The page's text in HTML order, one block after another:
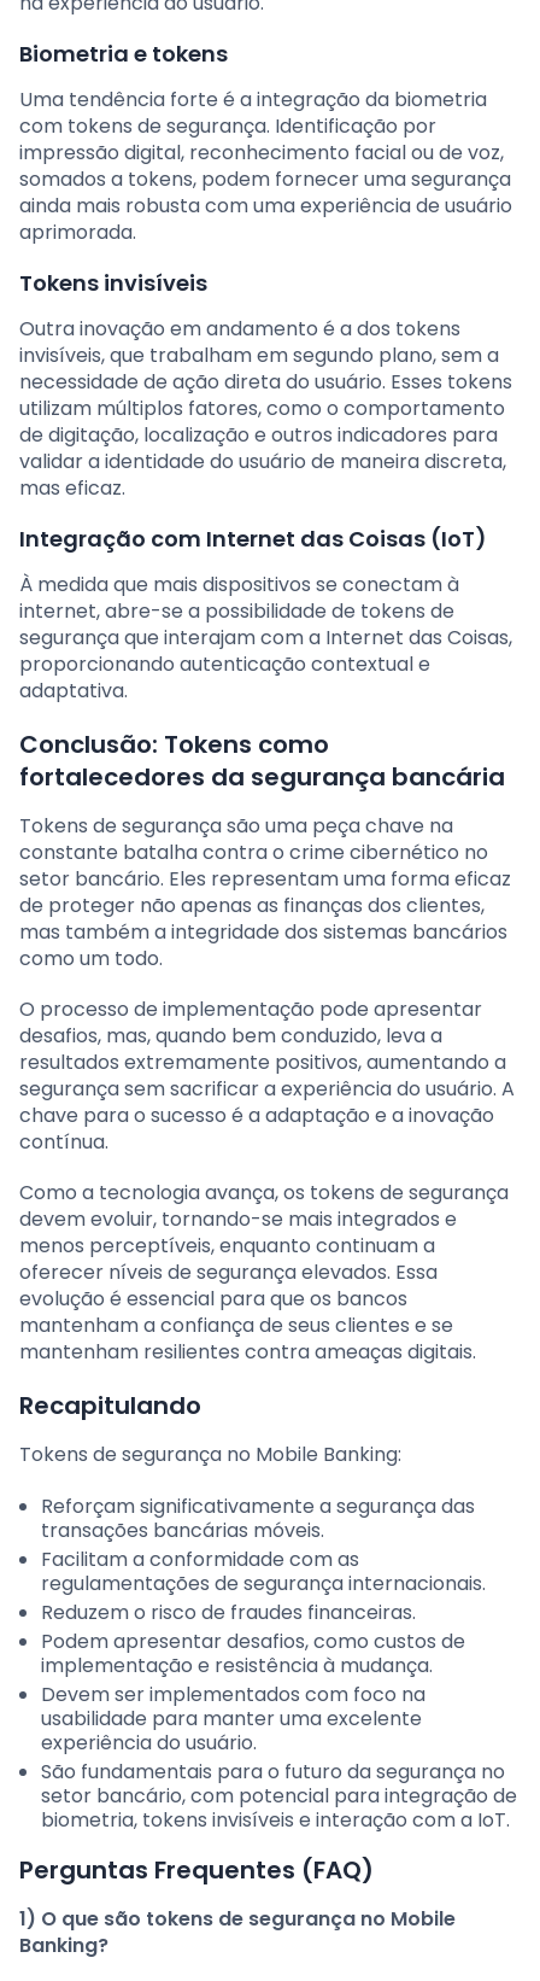
Biometria e tokens
Uma tendência forte é a integração da biometria
com tokens de segurança. Identificação por
impressão digital, reconhecimento facial ou de voz,
somados a tokens, podem fornecer uma segurança
ainda mais robusta com uma experiência de usuário
aprimorada.
Tokens invisíveis
Outra inovação em andamento é a dos tokens
invisíveis, que trabalham em segundo plano, sem a
necessidade de ação direta do usuário. Esses tokens
utilizam múltiplos fatores, como o comportamento
de digitação, localização e outros indicadores para
validar a identidade do usuário de maneira discreta,
mas eficaz.
Integração com Internet das Coisas (IoT)
À medida que mais dispositivos se conectam à
internet, abre-se a possibilidade de tokens de
segurança que interajam com a Internet das Coisas,
proporcionando autenticação contextual e
adaptativa.
Conclusão: Tokens como
fortalecedores da segurança bancária
Tokens de segurança são uma peça chave na
constante batalha contra o crime cibernético no
setor bancário. Eles representam uma forma eficaz
de proteger não apenas as finanças dos clientes,
mas também a integridade dos sistemas bancários
como um todo.
O processo de implementação pode apresentar
desafios, mas, quando bem conduzido, leva a
resultados extremamente positivos, aumentando a
segurança sem sacrificar a experiência do usuário. A
chave para o sucesso é a adaptação e a inovação
contínua.
Como a tecnologia avança, os tokens de segurança
devem evoluir, tornando-se mais integrados e
menos perceptíveis, enquanto continuam a
oferecer níveis de segurança elevados. Essa
evolução é essencial para que os bancos
mantenham a confiança de seus clientes e se
mantenham resilientes contra ameaças digitais.
Recapitulando
Tokens de segurança no Mobile Banking:
Reforçam significativamente a segurança das
transações bancárias móveis.
Facilitam a conformidade com as
regulamentações de segurança internacionais.
Reduzem o risco de fraudes financeiras.
Podem apresentar desafios, como custos de
implementação e resistência à mudança.
Devem ser implementados com foco na
usabilidade para manter uma excelente
experiência do usuário.
São fundamentais para o futuro da segurança no
setor bancário, com potencial para integração de
biometria, tokens invisíveis e interação com a IoT.
Perguntas Frequentes (FAQ)
1) O que são tokens de segurança no Mobile
Banking?